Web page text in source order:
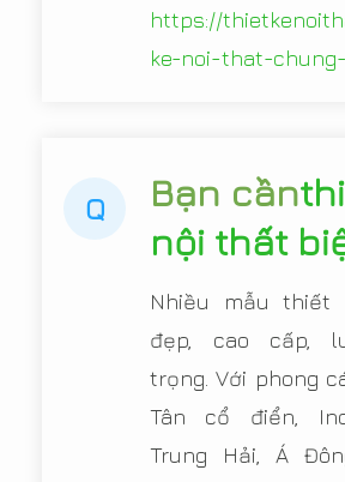
https://
ke-noi-that-
Q Bạn cần
nội thất
Nhiều mẫu
đẹp, cao cấp,
trọng. Với phong
Tân cổ điển,
Trung Hải, Á